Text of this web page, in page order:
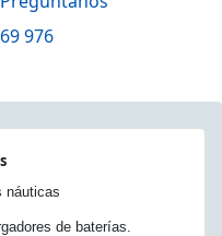
976
náuticas
de baterías.